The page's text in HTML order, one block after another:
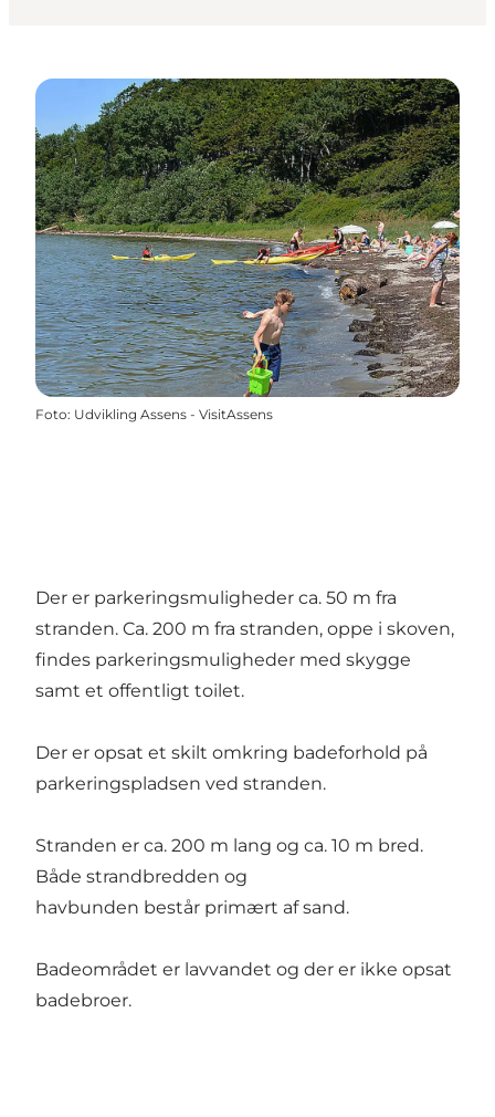
Foto: Udvikling Assens - VisitAssens
Der er parkeringsmuligheder ca. 50 m fra
stranden. Ca. 200 m fra stranden, oppe i skoven,
findes parkeringsmuligheder med skygge
samt et offentligt toilet.
Der er opsat et skilt omkring badeforhold på
parkeringspladsen ved stranden.
Stranden er ca. 200 m lang og ca. 10 m bred.
Både strandbredden og
havbunden består primært af sand.
Badeområdet er lavvandet og der er ikke opsat
badebroer.